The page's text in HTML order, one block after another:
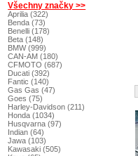
Všechny značky >>
Aprilia (322)
Benda (73)
Benelli (178)
Beta (148)
BMW (999)
CAN-AM (180)
CFMOTO (687)
Ducati (392)
Fantic (140)
Gas Gas (47)
Goes (75)
Harley-Davidson (211)
Honda (1034)
Husqvarna (97)
Indian (64)
Jawa (103)
Kawasaki (505)